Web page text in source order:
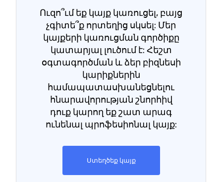
Ուզո՞ւմ եք կայք կառուցել, բայց
չգիտե՞ք որտեղից սկսել: Մեր
կայքերի կառուցման գործիքը
կատարյալ լուծում է: Հեշտ
օգտագործման և ձեր բիզնեսի
կարիքներին
համապատասխանեցնելու
հնարավորության շնորհիվ
դուք կարող եք շատ արագ
ունենալ պրոֆեսիոնալ կայք:
Ստեղծեք կայք